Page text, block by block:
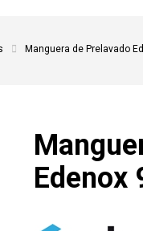
Manguera de Prelavado
Edenox